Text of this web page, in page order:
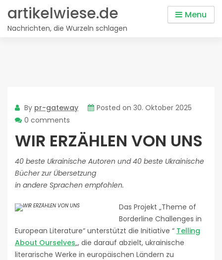
content
artikelwiese.de
Nachrichten, die Wurzeln schlagen
Menu
By pr-gateway Posted on 30. Oktober 2025
0 comments
WIR ERZÄHLEN VON UNS
40 beste Ukrainische Autoren und 40 beste Ukrainische
Bücher zur Übersetzung
in andere Sprachen empfohlen.
Das Projekt „Theme of
Borderline Challenges in
European Literature“ unterstützt die Initiative “ Telling
About Ourselves„, die darauf abzielt, ukrainische
literarische Werke in europäischen Ländern zu